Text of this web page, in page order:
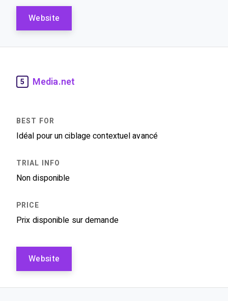
Website
5 Media.net
Idéal pour un ciblage contextuel avancé
Non disponible
Prix disponible sur demande
Website